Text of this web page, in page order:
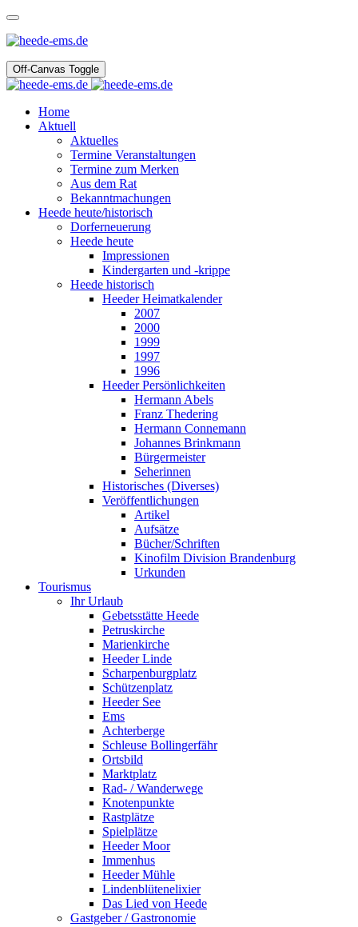
Off-Canvas Toggle
Home
Aktuell
Aktuelles
Termine Veranstaltungen
Termine zum Merken
Aus dem Rat
Bekanntmachungen
Heede heute/historisch
Dorferneuerung
Heede heute
Impressionen
Kindergarten und -krippe
Heede historisch
Heeder Heimatkalender
2007
2000
1999
1997
1996
Heeder Persönlichkeiten
Hermann Abels
Franz Thedering
Hermann Connemann
Johannes Brinkmann
Bürgermeister
Seherinnen
Historisches (Diverses)
Veröffentlichungen
Artikel
Aufsätze
Bücher/Schriften
Kinofilm Division Brandenburg
Urkunden
Tourismus
Ihr Urlaub
Gebetsstätte Heede
Petruskirche
Marienkirche
Heeder Linde
Scharpenburgplatz
Schützenplatz
Heeder See
Ems
Achterberge
Schleuse Bollingerfähr
Ortsbild
Marktplatz
Rad- / Wanderwege
Knotenpunkte
Rastplätze
Spielplätze
Heeder Moor
Immenhus
Heeder Mühle
Lindenblütenelixier
Das Lied von Heede
Gastgeber / Gastronomie